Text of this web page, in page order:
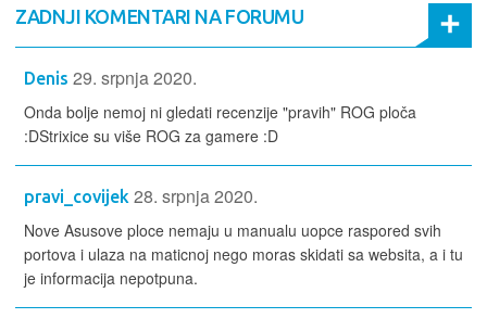
ZADNJI KOMENTARI NA FORUMU
Denis 29. srpnja 2020.
Onda bolje nemoj ni gledati recenzije "pravih" ROG ploča
:DStrixice su više ROG za gamere :D
pravi_covijek 28. srpnja 2020.
Nove Asusove ploce nemaju u manualu uopce raspored svih
portova i ulaza na maticnoj nego moras skidati sa websita, a i tu
je informacija nepotpuna.